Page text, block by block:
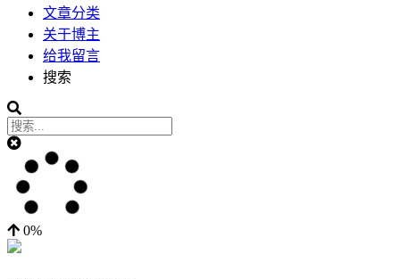
文章分类
关于博主
给我留言
搜索
0%